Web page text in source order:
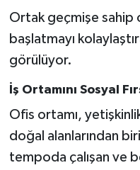
Ortak geçmişe sahip
başlatmayı
görülüyor.
İş Ortamını Sosyal
Ofis ortamı,
doğal alanlarından
tempoda çalışan ve